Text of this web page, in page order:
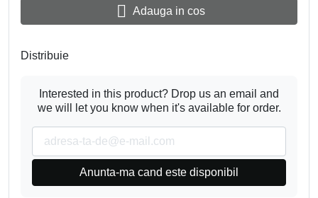
 Adauga in cos
Distribuie
Interested in this product? Drop us an email and
we will let you know when it's available for order.
Anunta-ma cand este disponibil